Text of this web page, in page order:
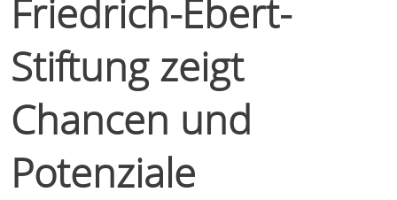
Friedrich-Ebert-
Stiftung zeigt
Chancen und
Potenziale